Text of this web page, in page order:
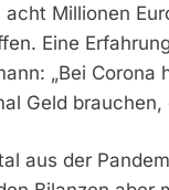
Millionen
Eine
„Bei
Geld
aus der